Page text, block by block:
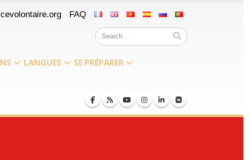
FAQ
LANGUES
SE PRÉPARER